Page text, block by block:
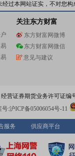
过本网站证实，不对您
关注东方财富
东方财富网微博
东方财富网微信
意见与建议
营证券期货业务许可证编
号:沪ICP备05006054号-11
服务 供应商平台